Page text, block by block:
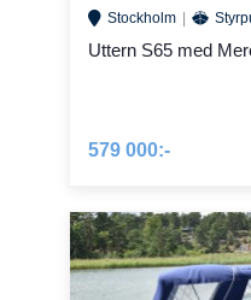
Stockholm
Uttern S65 med
579 000:-